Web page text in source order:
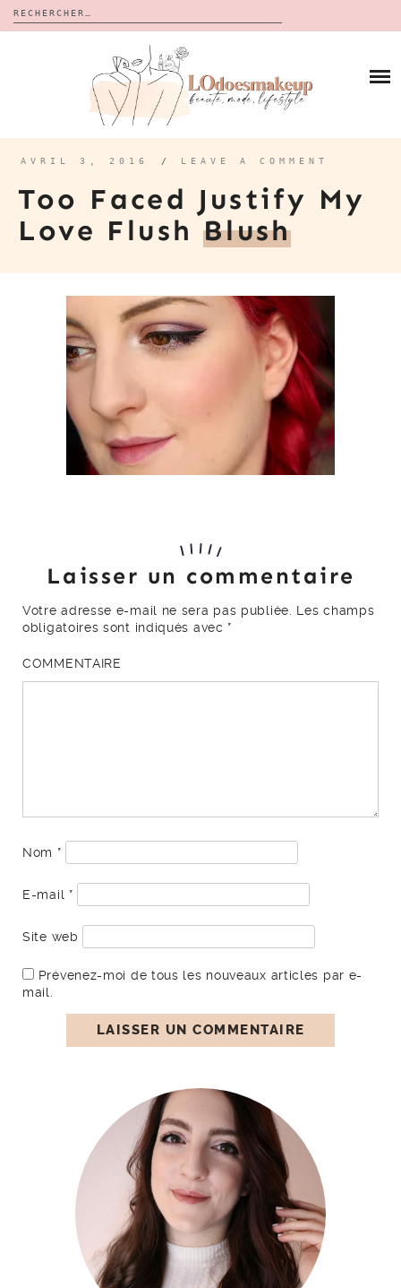
Rechercher :
CALENDRIERS DE L’AVENT
BON PLAN
À PROPOS
CONTACT
AVRIL 3, 2016 / LEAVE A COMMENT
Too Faced Justify My
Love FlushBlush
Laisser un commentaire
Votre adresse e-mail ne sera pas publiée.
Les champs
obligatoires sont indiqués avec *
COMMENTAIRE
Nom *
E-mail *
Site web
Prévenez-moi de tous les nouveaux articles par e-
mail.